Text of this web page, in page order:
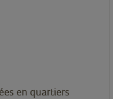
en quartiers